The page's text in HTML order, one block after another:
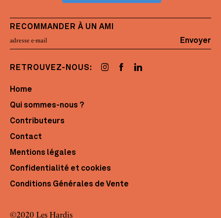
RECOMMANDER À UN AMI
Envoyer
RETROUVEZ-NOUS:
Home
Qui sommes-nous ?
Contributeurs
Contact
Mentions légales
Confidentialité et cookies
Conditions Générales de Vente
©2020 Les Hardis